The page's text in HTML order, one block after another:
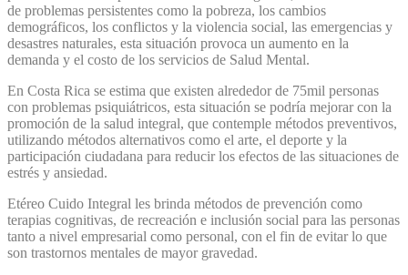
de problemas persistentes como la pobreza, los cambios
demográficos, los conflictos y la violencia social, las emergencias y
desastres naturales, esta situación provoca un aumento en la
demanda y el costo de los servicios de Salud Mental.
En Costa Rica se estima que existen alrededor de 75mil personas
con problemas psiquiátricos, esta situación se podría mejorar con la
promoción de la salud integral, que contemple métodos preventivos,
utilizando métodos alternativos como el arte, el deporte y la
participación ciudadana para reducir los efectos de las situaciones de
estrés y ansiedad.
Etéreo Cuido Integral les brinda métodos de prevención como
terapias cognitivas, de recreación e inclusión social para las personas
tanto a nivel empresarial como personal, con el fin de evitar lo que
son trastornos mentales de mayor gravedad.